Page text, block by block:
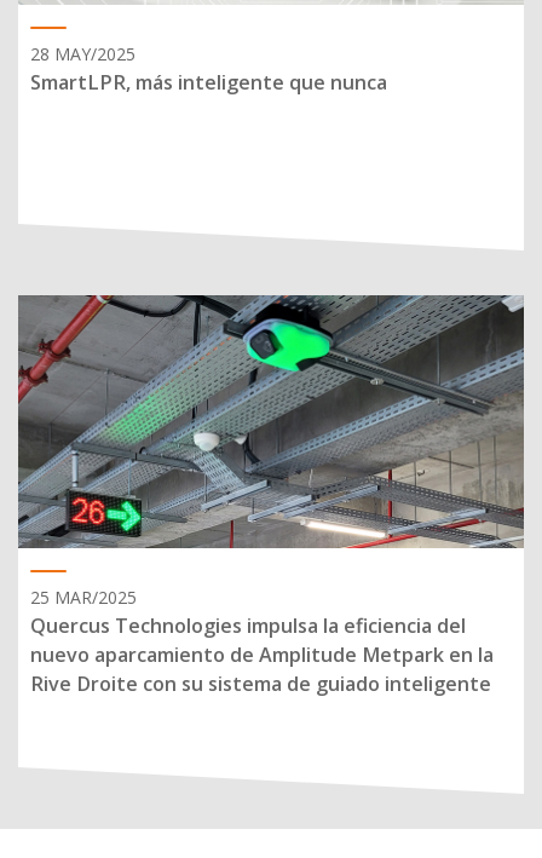
28 MAY/2025
SmartLPR, más inteligente que nunca
25 MAR/2025
Quercus Technologies impulsa la eficiencia del
nuevo aparcamiento de Amplitude Metpark en la
Rive Droite con su sistema de guiado inteligente